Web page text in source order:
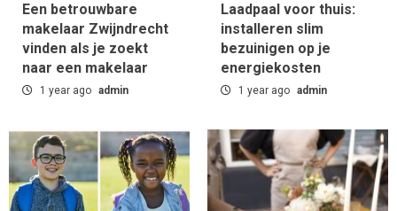
Een betrouwbare
makelaar Zwijndrecht
vinden als je zoekt
naar een makelaar
1 year ago admin
Laadpaal voor thuis:
installeren slim
bezuinigen op je
energiekosten
1 year ago admin